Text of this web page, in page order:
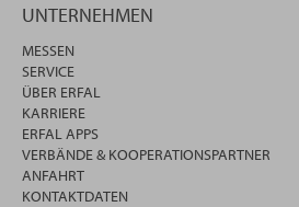
UNTERNEHMEN
MESSEN
SERVICE
ÜBER ERFAL
KARRIERE
ERFAL APPS
VERBÄNDE & KOOPERATIONSPARTNER
ANFAHRT
KONTAKTDATEN